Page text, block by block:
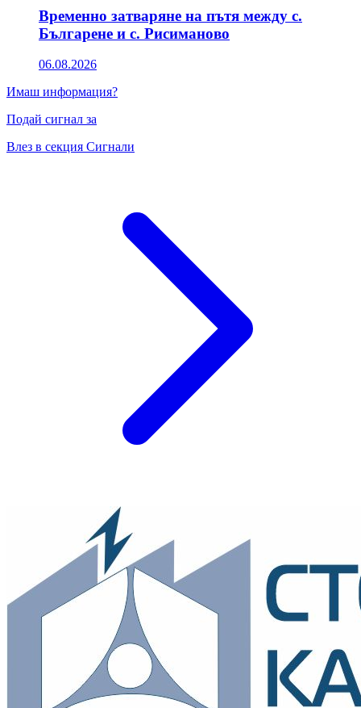
Временно затваряне на пътя между с.
Българене и с. Рисиманово
06.08.2026
Имаш информация?
Подай сигнал за
Влез в секция Сигнали